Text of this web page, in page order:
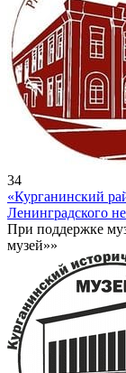
34
«Курганинский
Ленинградского
При поддержке
музей»»